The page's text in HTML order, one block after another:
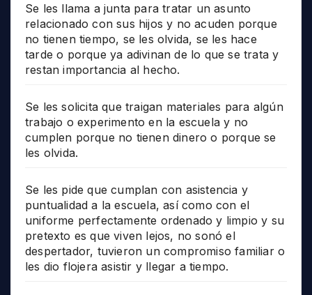
Se les llama a junta para tratar un asunto
relacionado con sus hijos y no acuden porque
no tienen tiempo, se les olvida, se les hace
tarde o porque ya adivinan de lo que se trata y
restan importancia al hecho.
Se les solicita que traigan materiales para algún
trabajo o experimento en la escuela y no
cumplen porque no tienen dinero o porque se
les olvida.
Se les pide que cumplan con asistencia y
puntualidad a la escuela, así como con el
uniforme perfectamente ordenado y limpio y su
pretexto es que viven lejos, no sonó el
despertador, tuvieron un compromiso familiar o
les dio flojera asistir y llegar a tiempo.